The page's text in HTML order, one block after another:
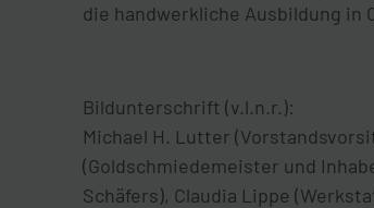
die handwerkliche Ausbildung
Bildunterschrift (v.l.n.r.):
Michael H. Lutter
(Goldschmiedemeister und
Schäfers), Claudia Lippe